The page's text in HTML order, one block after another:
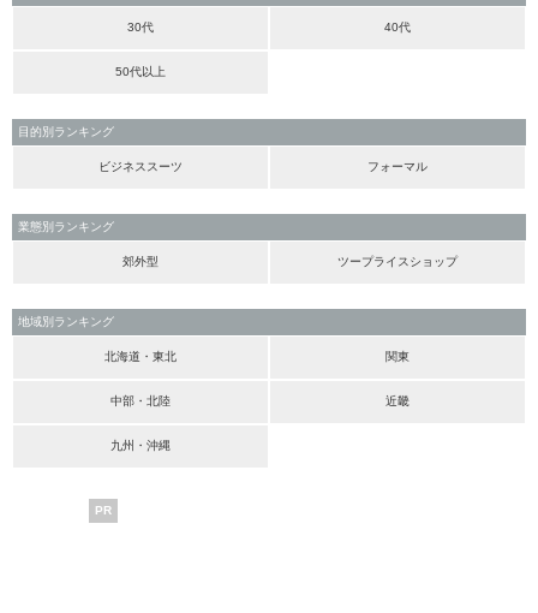
30代 40代
50代以上
目的別ランキング
ビジネススーツ フォーマル
業態別ランキング
郊外型 ツープライスショップ
地域別ランキング
北海道・東北 関東
中部・北陸 近畿
九州・沖縄
PR